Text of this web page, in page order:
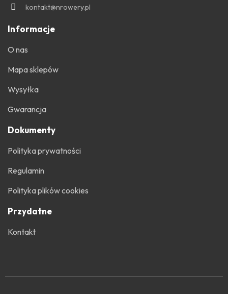
kontakt@nrowery.pl
Informacje
O nas
Mapa sklepów
Wysyłka
Gwarancja
Dokumenty
Polityka prywatności
Regulamin
Polityka plików cookies
Przydatne
Kontakt